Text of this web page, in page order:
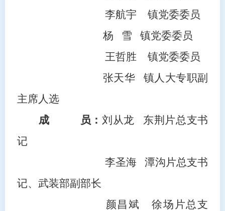
李航宇
镇党委委员
杨 雪 镇党委委员
王哲胜
镇党委委员
张天华
镇人大专职副
主席人选
成 员： 刘从龙 东荆片总支书
记
李圣海潭沟片总支书
记、武装部副部长
颜昌斌
徐场片总支